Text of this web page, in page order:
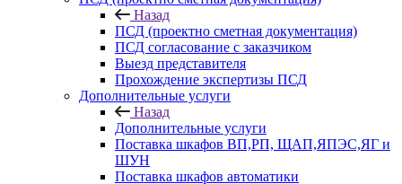
Назад
ПСД (проектно сметная документация)
ПСД согласование с заказчиком
Выезд представителя
Прохождение экспертизы ПСД
Дополнительные услуги
Назад
Дополнительные услуги
Поставка шкафов ВП,РП, ЩАП,ЯПЭС,ЯГ и
ШУН
Поставка шкафов автоматики